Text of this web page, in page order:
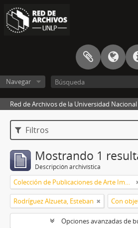
Navegar
Red de Archivos de la Universidad
Filtros
Mostrando 1
Descripción archivística
Colección de Publicaciones de Arte Impreso
Rodríguez Alzueta, Esteban Con
Opciones avanzadas de